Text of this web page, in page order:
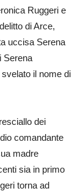
Ruggeri e
di Arce,
uccisa Serena
Serena
il nome di
dei
comandante
madre
sia in primo
torna ad